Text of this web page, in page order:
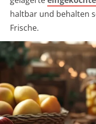
haltbar und behalten
Frische.